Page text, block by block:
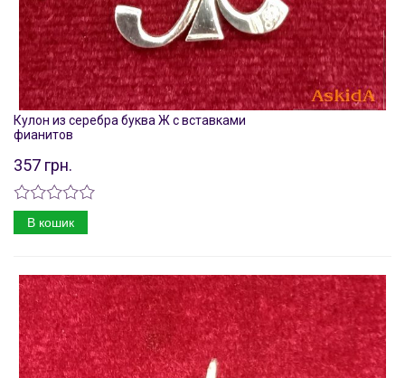
Кулон из серебра буква Ж с вставками
фианитов
357 грн.
В кошик